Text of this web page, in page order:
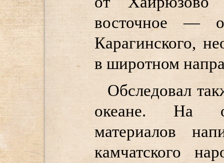
восточное —
Карагинского,
в широтном
Обследовал
океане. На
материалов
камчатского